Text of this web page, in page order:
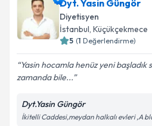
oluşturun. Size bu uzmandan
takvim hazırlandığında e-
Kişisel verilerimin
Metni'ni okudum ve
Dyt. Yasin Güngör
Diyetisyen
İstanbul, Küçükçekmece
5 (1 Değerlendirme)
Yasin hocamla henüz yeni başladık
zamanda bile...
Dyt.Yasin Güngör
İkitelli Caddesi,meydan halkalı evleri ,A